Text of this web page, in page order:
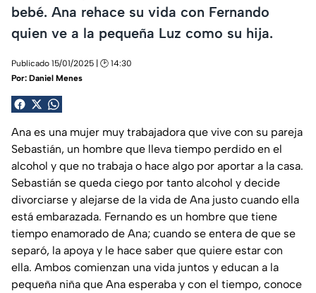
bebé. Ana rehace su vida con Fernando
quien ve a la pequeña Luz como su hija.
Publicado 15/01/2025 | 🕑 14:30
Por: Daniel Menes
Ana es una mujer muy trabajadora que vive con su pareja
Sebastián, un hombre que lleva tiempo perdido en el
alcohol y que no trabaja o hace algo por aportar a la casa.
Sebastián se queda ciego por tanto alcohol y decide
divorciarse y alejarse de la vida de Ana justo cuando ella
está embarazada. Fernando es un hombre que tiene
tiempo enamorado de Ana; cuando se entera de que se
separó, la apoya y le hace saber que quiere estar con
ella. Ambos comienzan una vida juntos y educan a la
pequeña niña que Ana esperaba y con el tiempo, conoce